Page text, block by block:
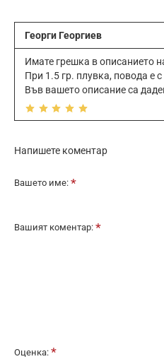
Георги Георгиев
Имате грешка в описанието
При 1.5 гр. плувка, повода е
Във вашето описание са
Напишете коментар
Вашето име:
Вашият коментар:
О
Оценка: